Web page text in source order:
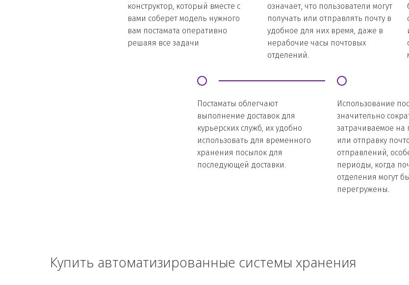
конструктор, который вместе с
вами соберет модель нужного
вам постамата оперативно
решаяя все задачи
означает, что пользователи могут
получать или отправлять почту в
удобное для них время, даже в
нерабочие часы почтовых
отделений.
Постаматы облегчают
выполнение доставок для
курьерских служб, их удобно
использовать для временного
хранения посылок для
последующей доставки.
Использование
значительно
затрачиваемое на
или отправку
отправлений,
периоды, когда
отделения могут
перегружены.
Купить автоматизированные системы хранения